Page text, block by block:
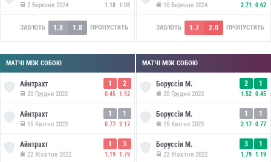
2 Березня 2024 1.18 1.08
ЗАБ'ЮТЬ 1.8 1.8 ПРОПУСТЯТЬ
МАТЧІ МІЖ СОБОЮ
Айнтрахт
20 Грудня 2023
1
0.45
2
1.52
Айнтрахт
15 Квітня 2023
1
0.77
1
2.17
Айнтрахт
22 Жовтня 2022
1
1.19
3
1.79
10 Березня 2024 2.71 0.62
ЗАБ'ЮТЬ 1.7 2.0 ПРОПУСТЯТЬ
МАТЧІ МІЖ СОБОЮ
Боруссія М.
20 Грудня 2023
2
1.52
1
0.45
Боруссія М.
15 Квітня 2023
1
2.17
1
0.77
Боруссія М.
22 Жовтня 2022
3
1.79
1
1.19